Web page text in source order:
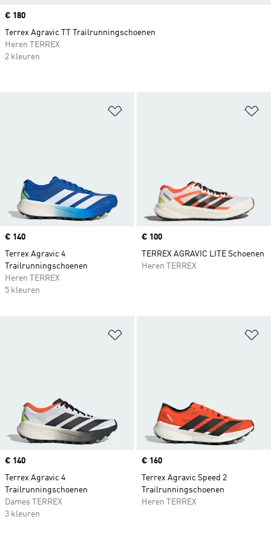
Price
€ 140
Terrex Agravic 4
Trailrunningschoenen
Heren TERREX
5 kleuren
Price
€ 100
TERREX AGRAVIC LITE Schoenen
Heren TERREX
Price
€ 140
Terrex Agravic 4
Trailrunningschoenen
Dames TERREX
3 kleuren
Price
€ 160
Terrex Agravic Speed 2
Trailrunningschoenen
Heren TERREX
Price
€ 180
Terrex Agravic TT Trailrunningschoenen
Heren TERREX
2 kleuren